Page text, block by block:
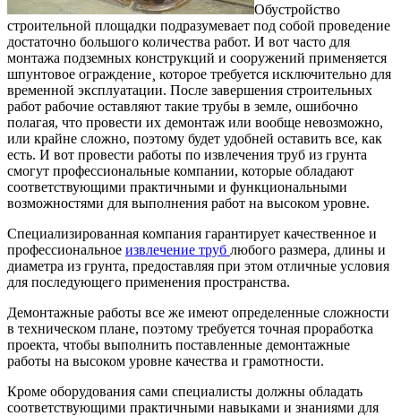
Обустройство
строительной площадки подразумевает под собой проведение
достаточно большого количества работ. И вот часто для
монтажа подземных конструкций и сооружений применяется
шпунтовое ограждение¸ которое требуется исключительно для
временной эксплуатации. После завершения строительных
работ рабочие оставляют такие трубы в земле, ошибочно
полагая, что провести их демонтаж или вообще невозможно,
или крайне сложно, поэтому будет удобней оставить все, как
есть. И вот провести работы по извлечения труб из грунта
смогут профессиональные компании, которые обладают
соответствующими практичными и функциональными
возможностями для выполнения работ на высоком уровне.
Специализированная компания гарантирует качественное и
профессиональное извлечение труб любого размера, длины и
диаметра из грунта, предоставляя при этом отличные условия
для последующего применения пространства.
Демонтажные работы все же имеют определенные сложности
в техническом плане, поэтому требуется точная проработка
проекта, чтобы выполнить поставленные демонтажные
работы на высоком уровне качества и грамотности.
Кроме оборудования сами специалисты должны обладать
соответствующими практичными навыками и знаниями для